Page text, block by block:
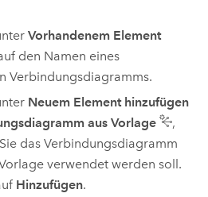
Vorhandenem Element
den Namen eines
Verbindungsdiagramms.
Neuem Element hinzufügen
aus Vorlage
,
das Verbindungsdiagramm
verwendet werden soll.
Hinzufügen.